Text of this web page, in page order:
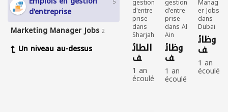
d'entreprise
Marketing Manager Jobs 2
Un niveau au-dessus
gestion
d'entre
prise
dans
Sharjah
الطائ
ف
1 an
écoulé
gestion
d'entre
prise
dans Al
Ain
وظائ
ف
شاغر
ه
1 an
écoulé
Manag
er Jobs
dans
Dubai
وظائ
ف
شاغر
ة و
1 an
écoulé